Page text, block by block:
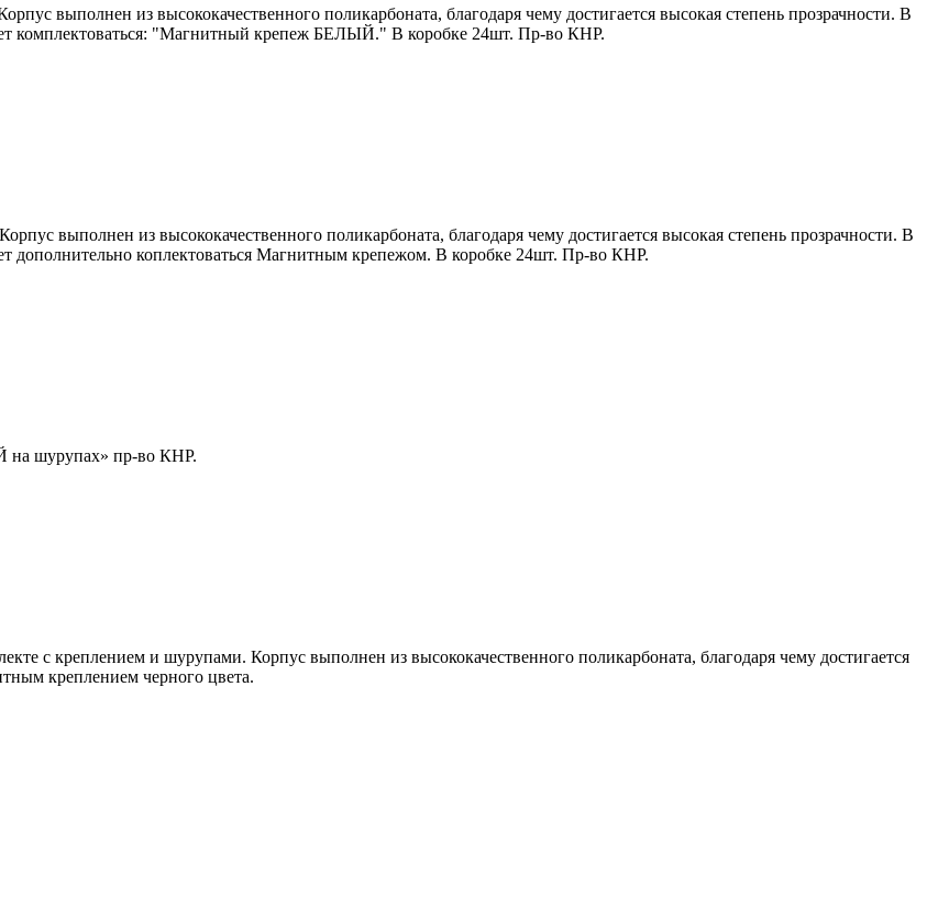
выполнен из высококачественного поликарбоната, благодаря чему достигается высокая степень прозрачности. В
комплектоваться: "Магнитный крепеж БЕЛЫЙ." В коробке 24шт. Пр-во КНР.
выполнен из высококачественного поликарбоната, благодаря чему достигается высокая степень прозрачности. В
дополнительно коплектоваться Магнитным крепежом. В коробке 24шт. Пр-во КНР.
на шурупах» пр-во КНР.
с креплением и шурупами. Корпус выполнен из высококачественного поликарбоната, благодаря чему достигается
креплением черного цвета.